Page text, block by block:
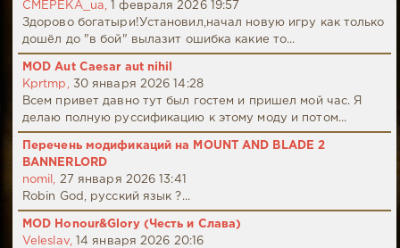
CMEPEKA_ua,
1 февраля 2026 19:57
Здорово богатыри!Установил,начал новую игру как только
дошёл до "в бой" вылазит ошибка какие то...
MOD Aut Caesar aut nihil
Kprtmp,
30 января 2026 14:28
Всем привет давно тут был гостем и пришел мой час. Я
делаю полную руссификацию к этому моду и потом...
Перечень модификаций на MOUNT AND BLADE 2
BANNERLORD
nomil,
27 января 2026 13:41
Robin God, русский язык ?...
MOD Honour&Glory (Честь и Слава)
Veleslav,
14 января 2026 20:16